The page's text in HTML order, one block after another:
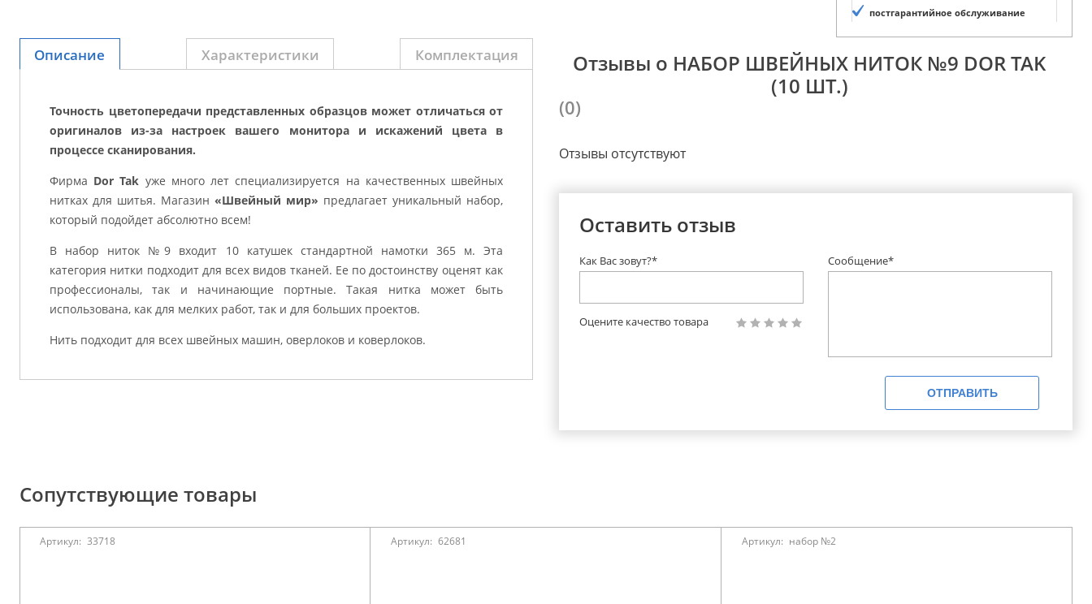
постгарантийное обслуживание
Описание Характеристики Комплектация
Точность цветопередачи представленных образцов может отличаться от
оригиналов из-за настроек вашего монитора и искажений цвета в
процессе сканирования.
Фирма Dor Tak уже много лет специализируется на качественных швейных
нитках для шитья. Магазин «Швейный мир» предлагает уникальный набор,
который подойдет абсолютно всем!
В набор ниток №9 входит 10 катушек стандартной намотки 365 м. Эта
категория нитки подходит для всех видов тканей. Ее по достоинству оценят как
профессионалы, так и начинающие портные. Такая нитка может быть
использована, как для мелких работ, так и для больших проектов.
Нить подходит для всех швейных машин, оверлоков и коверлоков.
Отзывы о НАБОР ШВЕЙНЫХ НИТОК №9 DOR TAK
(10 ШТ.)
(0)
Отзывы отсутствуют
Оставить отзыв
Сообщение*
Как Вас зовут?*
Оцените качество товара
ОТПРАВИТЬ
Сопутствующие товары
Артикул: 33718 Артикул: 62681 Артикул: набор №2